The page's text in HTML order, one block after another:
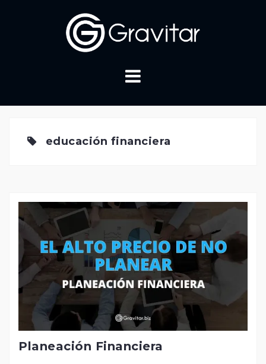
educación financiera
Planeación Financiera